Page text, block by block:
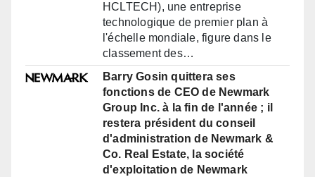
HCLTECH), une entreprise
technologique de premier plan à
l'échelle mondiale, figure dans le
classement des…
Barry Gosin quittera ses
fonctions de CEO de Newmark
Group Inc. à la fin de l'année ; il
restera président du conseil
d'administration de Newmark &
Co. Real Estate, la société
d'exploitation de Newmark